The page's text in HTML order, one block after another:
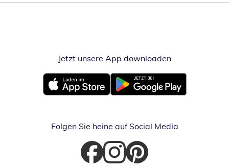
Jetzt unsere App downloadenÖffnet in
Öffnet in neuem FensterÖffnet in neuem Fenster
Folgen Sie heine auf Social Media
Öffnet in neuem Fenster
Öffnet in neuem Fenster
Öffnet in neuem Fenster